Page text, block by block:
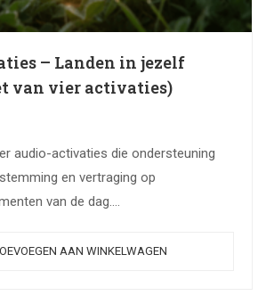
– Landen in jezelf
van vier activaties)
audio-activaties die ondersteuning
en vertraging op
van de dag.
AAN WINKELWAGEN